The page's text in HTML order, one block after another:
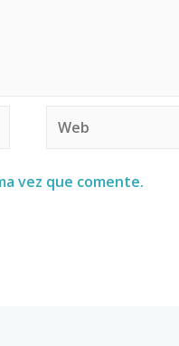
vez que comente.